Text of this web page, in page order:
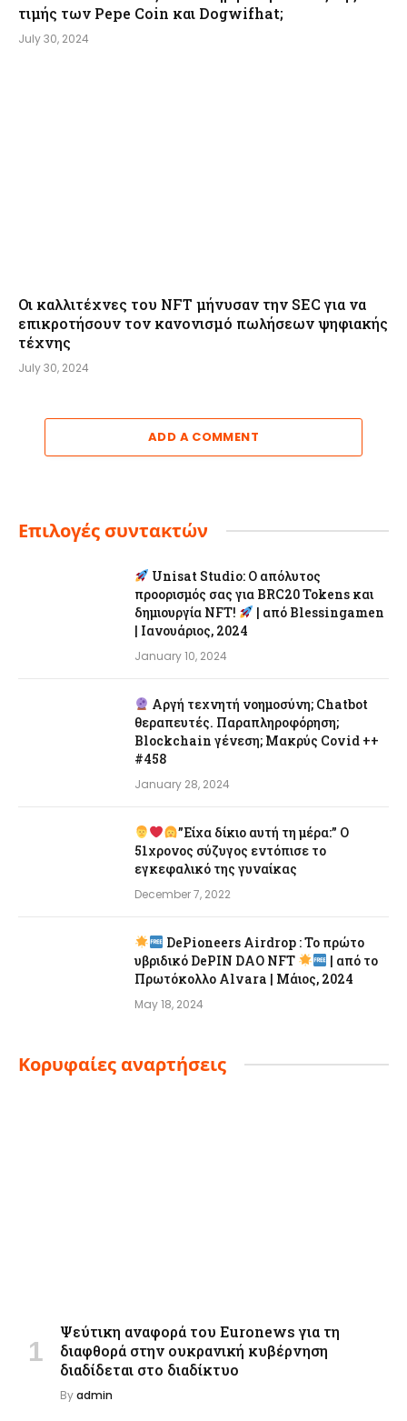
τιμής των Pepe Coin και Dogwifhat;
July 30, 2024
Οι καλλιτέχνες του NFT μήνυσαν την SEC για να
επικροτήσουν τον κανονισμό πωλήσεων ψηφιακής
τέχνης
July 30, 2024
ADD A COMMENT
Επιλογές συντακτών
Unisat Studio: Ο απόλυτος
προορισμός σας για BRC20 Tokens και
δημιουργία NFT!
| από Blessingamen
| Ιανουάριος, 2024
January 10, 2024
Αργή τεχνητή νοημοσύνη; Chatbot
θεραπευτές. Παραπληροφόρηση;
Blockchain γένεση; Μακρύς Covid ++
#458
January 28, 2024
”Είχα δίκιο αυτή τη μέρα:” Ο
51χρονος σύζυγος εντόπισε το
εγκεφαλικό της γυναίκας
December 7, 2022
DePioneers Airdrop : Το πρώτο
υβριδικό DePIN DAO NFT
| από το
Πρωτόκολλο Alvara | Μάιος, 2024
May 18, 2024
Κορυφαίες αναρτήσεις
Ψεύτικη αναφορά του Euronews για τη
διαφθορά στην ουκρανική κυβέρνηση
διαδίδεται στο διαδίκτυο
Byadmin